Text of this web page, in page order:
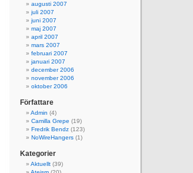
augusti 2007
juli 2007
juni 2007
maj 2007
april 2007
mars 2007
februari 2007
januari 2007
december 2006
november 2006
oktober 2006
Författare
Admin (4)
Camilla Grepe (19)
Fredrik Bendz (123)
NoWireHangers (1)
Kategorier
Aktuellt (39)